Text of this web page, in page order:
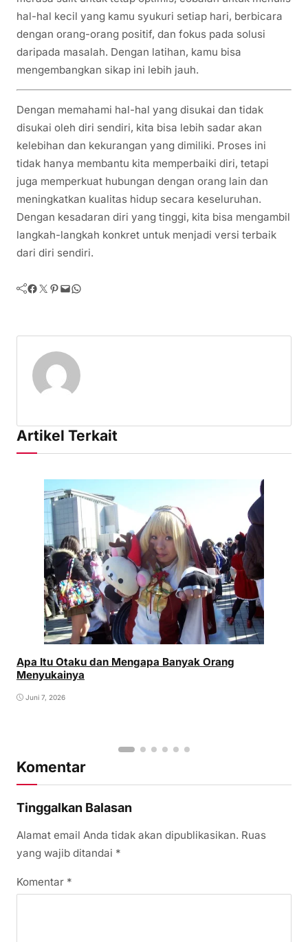
hal-hal kecil yang kamu syukuri setiap hari, berbicara
dengan orang-orang positif, dan fokus pada solusi
daripada masalah. Dengan latihan, kamu bisa
mengembangkan sikap ini lebih jauh.
Dengan memahami hal-hal yang disukai dan tidak
disukai oleh diri sendiri, kita bisa lebih sadar akan
kelebihan dan kekurangan yang dimiliki. Proses ini
tidak hanya membantu kita memperbaiki diri, tetapi
juga memperkuat hubungan dengan orang lain dan
meningkatkan kualitas hidup secara keseluruhan.
Dengan kesadaran diri yang tinggi, kita bisa mengambil
langkah-langkah konkret untuk menjadi versi terbaik
dari diri sendiri.
Facebook Twitter Pinterest Mail WhatsApp
Artikel Terkait
Apa Itu Otaku dan Mengapa Banyak Orang
Menyukainya
Juni 7, 2026
Komentar
Tinggalkan Balasan
Alamat email Anda tidak akan dipublikasikan. Ruas
yang wajib ditandai *
Komentar *